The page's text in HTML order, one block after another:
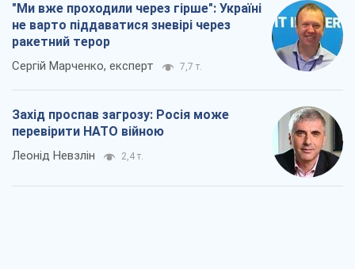
"Ми вже проходили через гірше": Україні
не варто піддаватися зневірі через
ракетний терор
Сергій Марченко, експерт 7,7 т.
Захід проспав загрозу: Росія може
перевірити НАТО війною
Леонід Невзлін 2,4 т.